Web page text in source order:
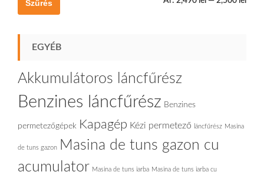
Szűrés
EGYÉB
Akkumulátoros láncfűrész
Benzines láncfűrész Benzines
permetezőgépek Kapagép Kézi permetező láncfűrész Masina
de tuns gazon
Masina de tuns gazon cu
acumulator Masina de tuns iarba Masina de tuns iarba cu